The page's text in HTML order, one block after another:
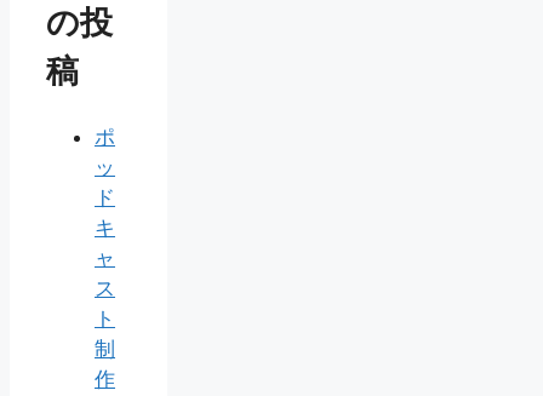
の投
稿
ポ
ッ
ド
キ
ャ
ス
ト
制
作